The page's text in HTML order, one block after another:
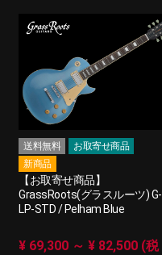
送料無料
お取寄せ商品
新商品
【お取寄せ商品】
GrassRoots(グラスルーツ) G-
LP-STD / Pelham Blue
¥ 69,300 ～ ¥ 82,500 (税